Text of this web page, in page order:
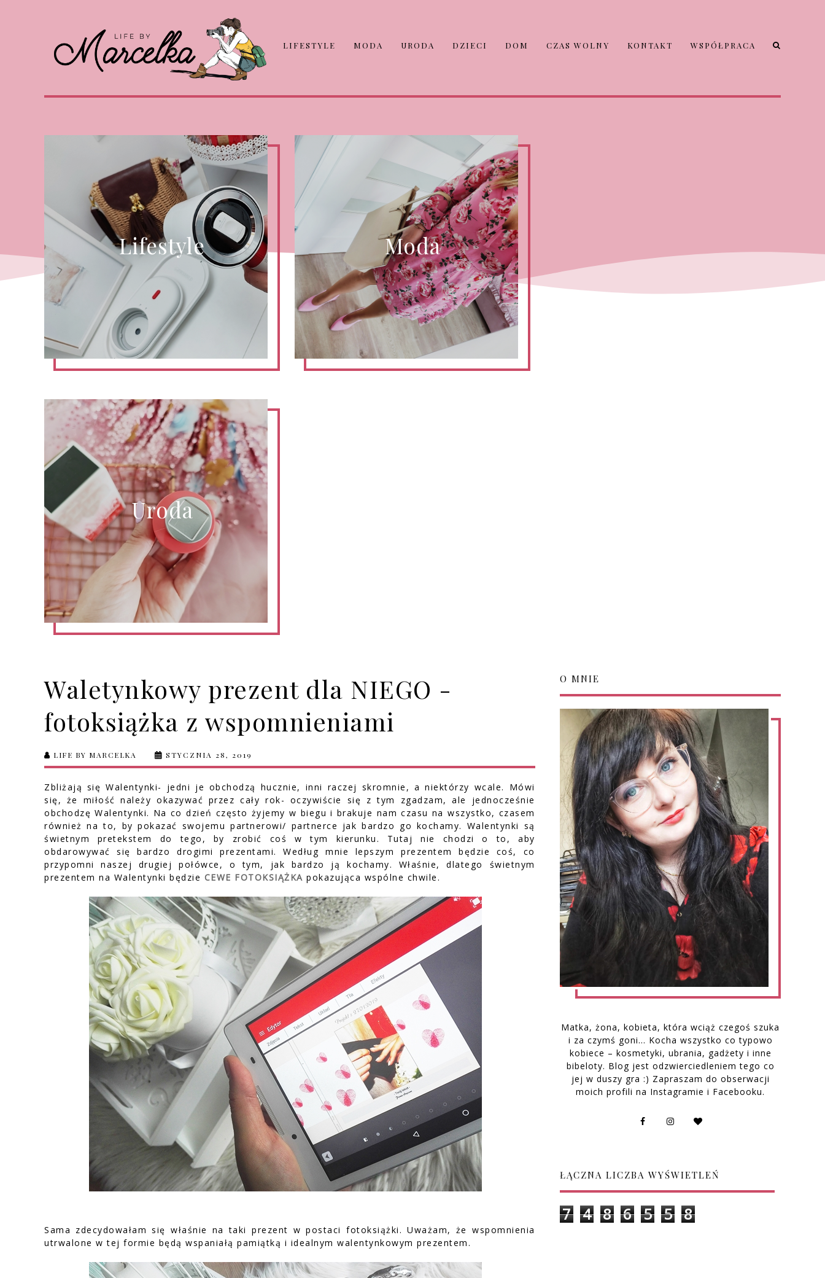
LIFESTYLE MODA URODA DZIECI DOM CZAS WOLNY KONTAKT WSPÓŁPRACA
Lifestyle Moda
Uroda
Waletynkowy prezent dla NIEGO -
fotoksiążka z wspomnieniami
LIFE BY MARCELKA STYCZNIA 28, 2019
Zbliżają się Walentynki- jedni je obchodzą hucznie, inni raczej skromnie, a niektórzy wcale. Mówi
się, że miłość należy okazywać przez cały rok- oczywiście się z tym zgadzam, ale jednocześnie
obchodzę Walentynki. Na co dzień często żyjemy w biegu i brakuje nam czasu na wszystko, czasem
również na to, by pokazać swojemu partnerowi/ partnerce jak bardzo go kochamy. Walentynki są
świetnym pretekstem do tego, by zrobić coś w tym kierunku. Tutaj nie chodzi o to, aby
obdarowywać się bardzo drogimi prezentami. Według mnie lepszym prezentem będzie coś, co
przypomni naszej drugiej połówce, o tym, jak bardzo ją kochamy. Właśnie, dlatego świetnym
prezentem na Walentynki będzie CEWE FOTOKSIĄŻKA pokazująca wspólne chwile.
Sama zdecydowałam się właśnie na taki prezent w postaci fotoksiążki. Uważam, że wspomnienia
utrwalone w tej formie będą wspaniałą pamiątką i idealnym walentynkowym prezentem.
O MNIE
Matka, żona, kobieta, która wciąż czegoś szuka
i za czymś goni… Kocha wszystko co typowo
kobiece – kosmetyki, ubrania, gadżety i inne
bibeloty. Blog jest odzwierciedleniem tego co
jej w duszy gra :) Zapraszam do obserwacji
moich profili na Instagramie i Facebooku.
ŁĄCZNA LICZBA WYŚWIETLEŃ
7 4 8 6 5 5 8